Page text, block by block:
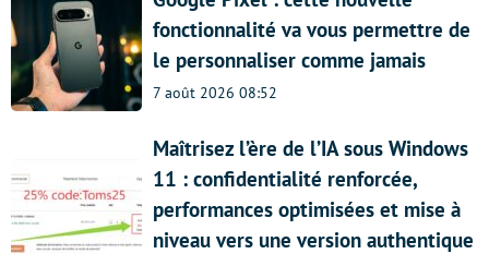
fonctionnalité va vous permettre de
le personnaliser comme jamais
7 août 2026 08:52
Maîtrisez l’ère de l’IA sous Windows
11 : confidentialité renforcée,
performances optimisées et mise à
niveau vers une version authentique